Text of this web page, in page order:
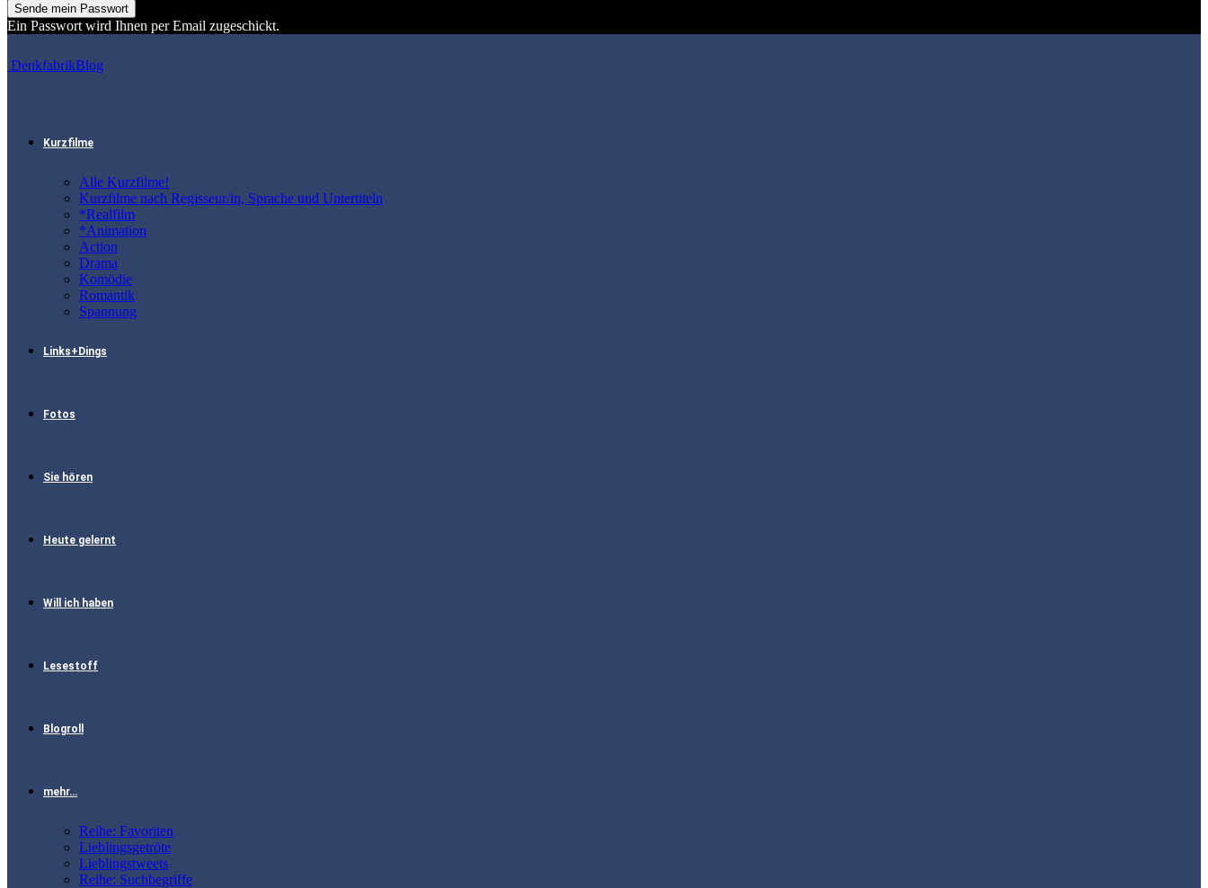
Ein Passwort wird Ihnen per Email zugeschickt.
DenkfabrikBlog
Kurzfilme
Alle Kurzfilme!
Kurzfilme nach Regisseur/in, Sprache und Untertiteln
*Realfilm
*Animation
Action
Drama
Komödie
Romantik
Spannung
Links+Dings
Fotos
Sie hören
Heute gelernt
Will ich haben
Lesestoff
Blogroll
mehr…
Reihe: Favoriten
Lieblingsgetröte
Lieblingstweets
Reihe: Suchbegriffe